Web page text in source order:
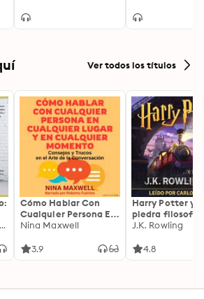
Ver todos los títulos
Brian Alba
Cómo Hablar Con
Cualquier Persona En
Cualquier Lugar Y En
Nina Maxwell
3.9
Harry Potter y
piedra filosofal
J.K. Rowling
4.8